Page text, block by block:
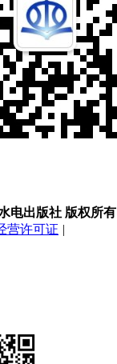
电出版社 版权所有
营许可证 |